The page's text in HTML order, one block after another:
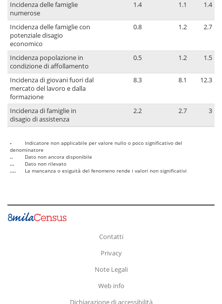
Incidenza delle famiglie
numerose
1.4 1.1 1.4
Incidenza delle famiglie con
potenziale disagio
economico
0.8 1.2 2.7
Incidenza popolazione in
condizione di affollamento
0.5 1.2 1.5
Incidenza di giovani fuori dal
mercato del lavoro e dalla
formazione
8.3 8.1 12.3
Incidenza di famiglie in
disagio di assistenza
2.2 2.7 3
-
Indicatore non applicabile per valore nullo o poco significativo del
denominatore
..
Dato non ancora disponibile
...
Dato non rilevato
....
La mancanza o esiguità del fenomeno rende i valori non significativi
Contatti
Privacy
Note Legali
Web info
Dichiarazione di accessibilità